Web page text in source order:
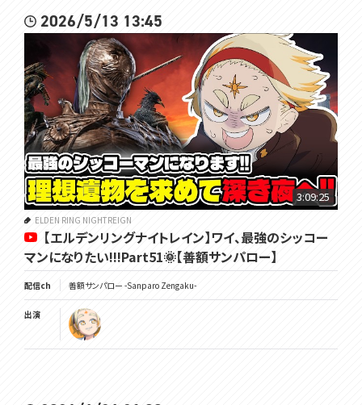
2026/5/13 13:45
3:09:25
ELDEN RING NIGHTREIGN
【エルデンリングナイトレイン】ワイ、最強のシッコー
マンになりたい!!!Part51🌞【善額サンパロー】
配信ch 善額サンパロー -Sanparo Zengaku-
出演